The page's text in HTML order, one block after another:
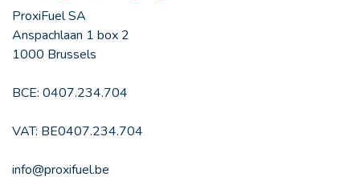
ProxiFuel SA
Anspachlaan 1 box 2
1000 Brussels
BCE: 0407.234.704
VAT: BE0407.234.704
info@proxifuel.be